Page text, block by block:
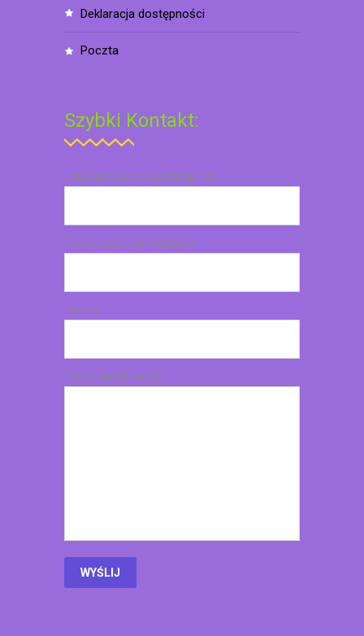
deklaracja dostępności
poczta
Szybki Kontakt:
Imię i nazwisko (wymagane)
Twój email (wymagane)
Temat
Treść wiadomości